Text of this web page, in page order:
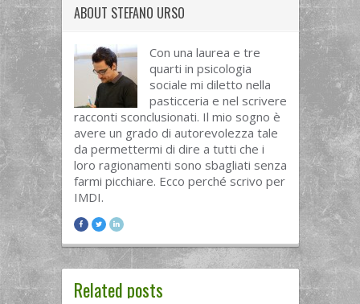
ABOUT STEFANO URSO
Con una laurea e tre
quarti in psicologia
sociale mi diletto nella
pasticceria e nel scrivere
racconti sconclusionati. Il mio sogno è
avere un grado di autorevolezza tale
da permettermi di dire a tutti che i
loro ragionamenti sono sbagliati senza
farmi picchiare. Ecco perché scrivo per
IMDI.
Related posts